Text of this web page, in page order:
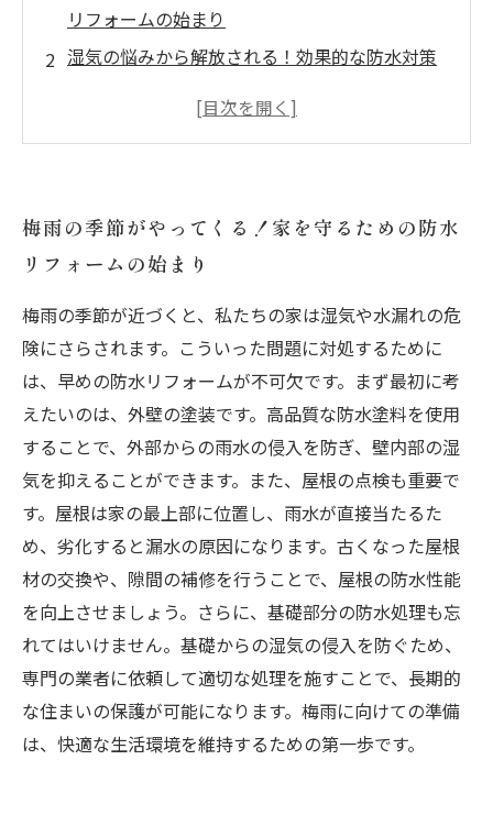
リフォームの始まり
湿気の悩みから解放される！効果的な防水対策
屋根と外壁のメンテナンスで水漏れリスクを減
イント
家族の快適な生活を守るためのリフォームの重
要性
梅雨に強い住まいを実現するためのステップ
幸せな梅雨ライフを送るために知っておくべき
リフォーム術
梅雨の季節がやってくる！家を守るための防水
リフォームの始まり
梅雨の季節が近づくと、私たちの家は湿気や水漏れの危
険にさらされます。こういった問題に対処するために
は、早めの防水リフォームが不可欠です。まず最初に考
えたいのは、外壁の塗装です。高品質な防水塗料を使用
することで、外部からの雨水の侵入を防ぎ、壁内部の湿
気を抑えることができます。また、屋根の点検も重要で
す。屋根は家の最上部に位置し、雨水が直接当たるた
め、劣化すると漏水の原因になります。古くなった屋根
材の交換や、隙間の補修を行うことで、屋根の防水性能
を向上させましょう。さらに、基礎部分の防水処理も忘
れてはいけません。基礎からの湿気の侵入を防ぐため、
専門の業者に依頼して適切な処理を施すことで、長期的
な住まいの保護が可能になります。梅雨に向けての準備
は、快適な生活環境を維持するための第一歩です。